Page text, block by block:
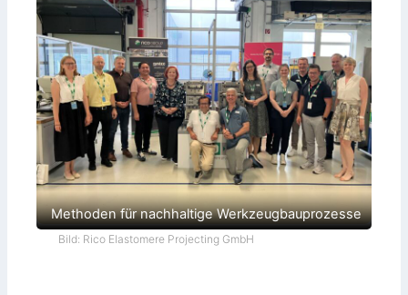
Methoden für nachhaltige Werkzeugbauprozesse
Bild: Rico Elastomere Projecting GmbH